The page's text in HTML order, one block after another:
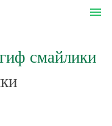
menu
смайлики